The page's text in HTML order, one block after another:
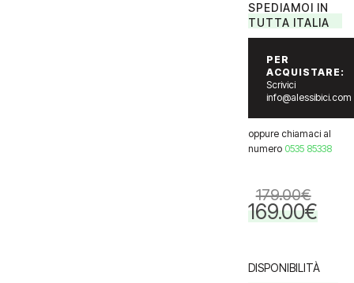
SPEDIAMOI IN
TUTTA ITALIA
PER
ACQUISTARE:
Scrivici
info@alessibici.com
oppure chiamaci al
numero 0535 85338
179.00€
Il
prezzo
179.00€.
169.00€Il
prezzo
169.00€.
DISPONIBILITÀ